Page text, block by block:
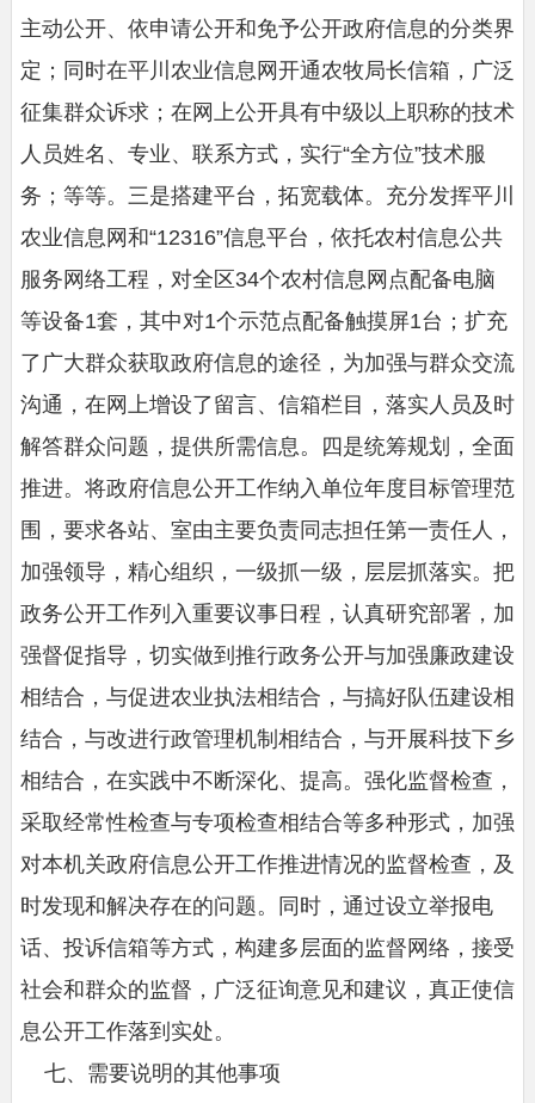
主动公开、依申请公开和免予公开政府信息的分类界
定；同时在平川农业信息网开通农牧局长信箱，广泛
征集群众诉求；在网上公开具有中级以上职称的技术
人员姓名、专业、联系方式，实行“全方位”技术服
务；等等。三是搭建平台，拓宽载体。充分发挥平川
农业信息网和“12316”信息平台，依托农村信息公共
服务网络工程，对全区34个农村信息网点配备电脑
等设备1套，其中对1个示范点配备触摸屏1台；扩充
了广大群众获取政府信息的途径，为加强与群众交流
沟通，在网上增设了留言、信箱栏目，落实人员及时
解答群众问题，提供所需信息。四是统筹规划，全面
推进。将政府信息公开工作纳入单位年度目标管理范
围，要求各站、室由主要负责同志担任第一责任人，
加强领导，精心组织，一级抓一级，层层抓落实。把
政务公开工作列入重要议事日程，认真研究部署，加
强督促指导，切实做到推行政务公开与加强廉政建设
相结合，与促进农业执法相结合，与搞好队伍建设相
结合，与改进行政管理机制相结合，与开展科技下乡
相结合，在实践中不断深化、提高。强化监督检查，
采取经常性检查与专项检查相结合等多种形式，加强
对本机关政府信息公开工作推进情况的监督检查，及
时发现和解决存在的问题。同时，通过设立举报电
话、投诉信箱等方式，构建多层面的监督网络，接受
社会和群众的监督，广泛征询意见和建议，真正使信
息公开工作落到实处。
七、需要说明的其他事项